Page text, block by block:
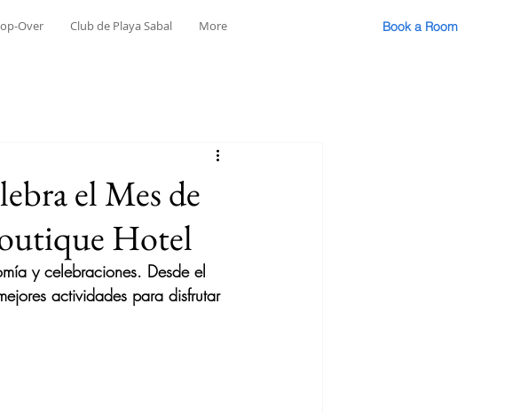
Over Club de Playa Sabal More Book a Room
el Mes de
Hotel
y celebraciones. Desde el
actividades para disfrutar